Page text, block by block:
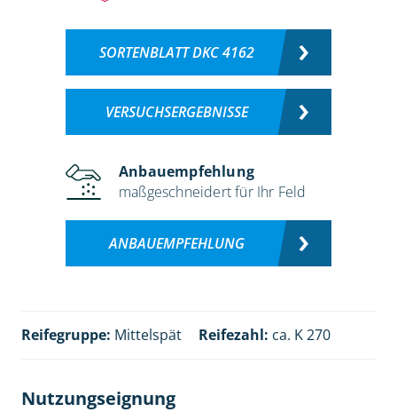
SORTENBLATT DKC 4162
VERSUCHSERGEBNISSE
Anbauempfehlung
maßgeschneidert für Ihr Feld
ANBAUEMPFEHLUNG
Reifegruppe: Mittelspät Reifezahl: ca. K 270
Nutzungseignung